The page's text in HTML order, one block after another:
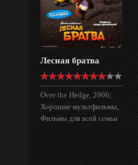
Лесная братва
Over the Hedge, 2006;
Хорошие мультфильмы,
Фильмы для всей семьи